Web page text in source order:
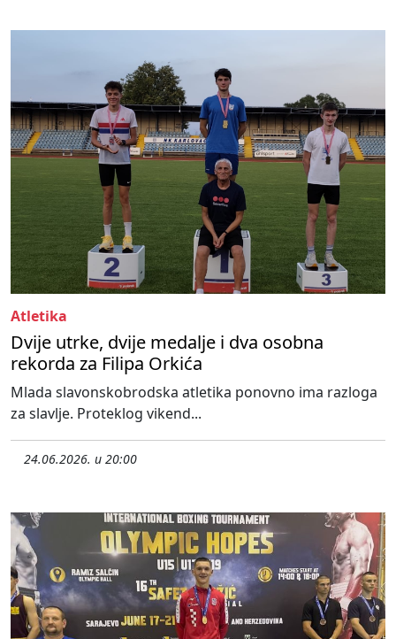
Atletika
Dvije utrke, dvije medalje i dva osobna
rekorda za Filipa Orkića
Mlada slavonskobrodska atletika ponovno ima razloga
za slavlje. Proteklog vikend...
24.06.2026. u 20:00